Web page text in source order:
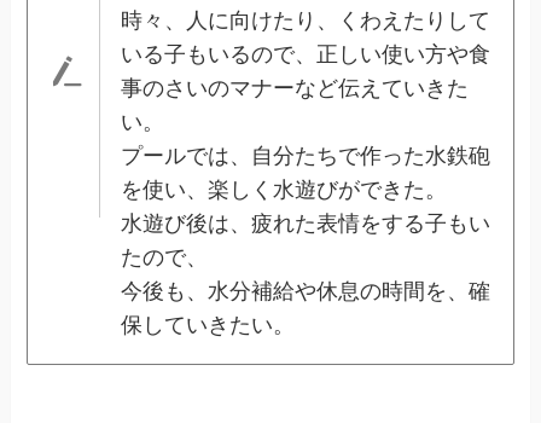
時々、人に向けたり、くわえたりして
いる子もいるので、正しい使い方や食
事のさいのマナーなど伝えていきた
い。
プールでは、自分たちで作った水鉄砲
を使い、楽しく水遊びができた。
水遊び後は、疲れた表情をする子もい
たので、
今後も、水分補給や休息の時間を、確
保していきたい。